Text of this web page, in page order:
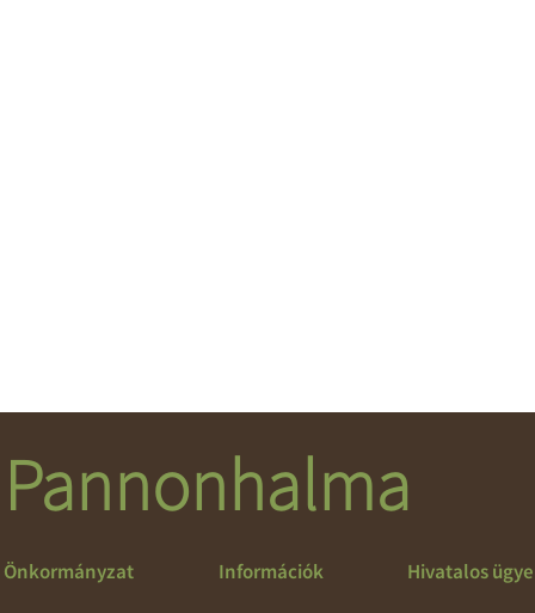
Pannonhalma
Önkormányzat Információk Hivatalos